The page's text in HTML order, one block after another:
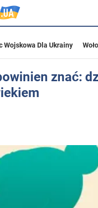
Wojskowa Dla Ukrainy
znać: